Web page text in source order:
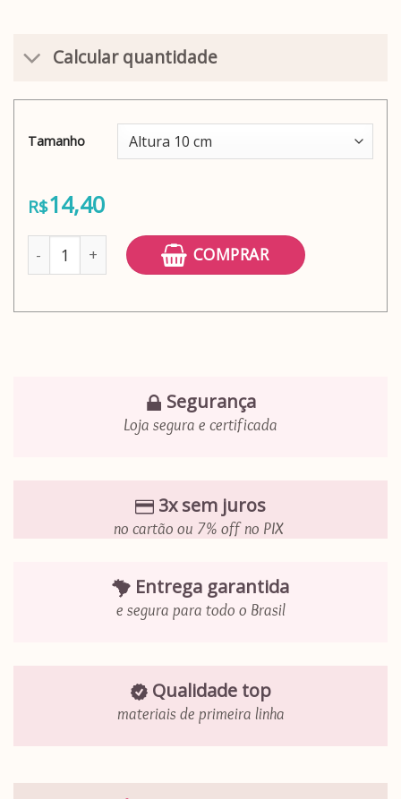
Calcular quantidade
Tamanho
R$14,40
Faixa decorativa Chinelos de praia quantidade
COMPRAR
Segurança
Loja segura e certificada
3x sem juros
no cartão ou 7% off no PIX
Entrega garantida
e segura para todo o Brasil
Qualidade top
materiais de primeira linha